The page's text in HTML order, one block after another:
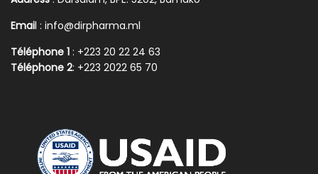
Email : info@dirpharma.ml
Téléphone 1 : +223 20 22 24 63
Téléphone 2: +223 2022 65 70